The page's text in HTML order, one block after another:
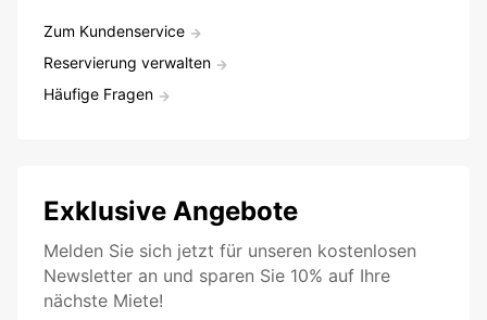
Zum Kundenservice
Reservierung verwalten
Häufige Fragen
Exklusive Angebote
Melden Sie sich jetzt für unseren kostenlosen
Newsletter an und sparen Sie 10% auf Ihre
nächste Miete!